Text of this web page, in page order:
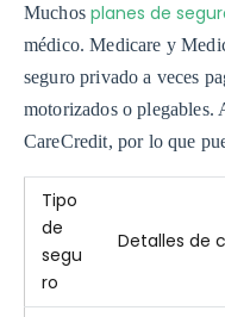
Muchosplanes de
médico. Medicare y
seguro privado a veces
motorizados o plegables.
CareCredit, por lo que
Tipo
de
segu
ro
Detalles de